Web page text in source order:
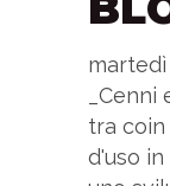
martedì
tra coin
d'uso in